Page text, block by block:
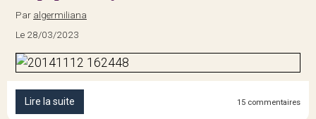
Par algermiliana
Le 28/03/2023
Lire la suite 15 commentaires